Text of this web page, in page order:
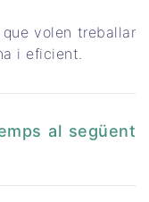
que volen treballar
i eficient.
al següent